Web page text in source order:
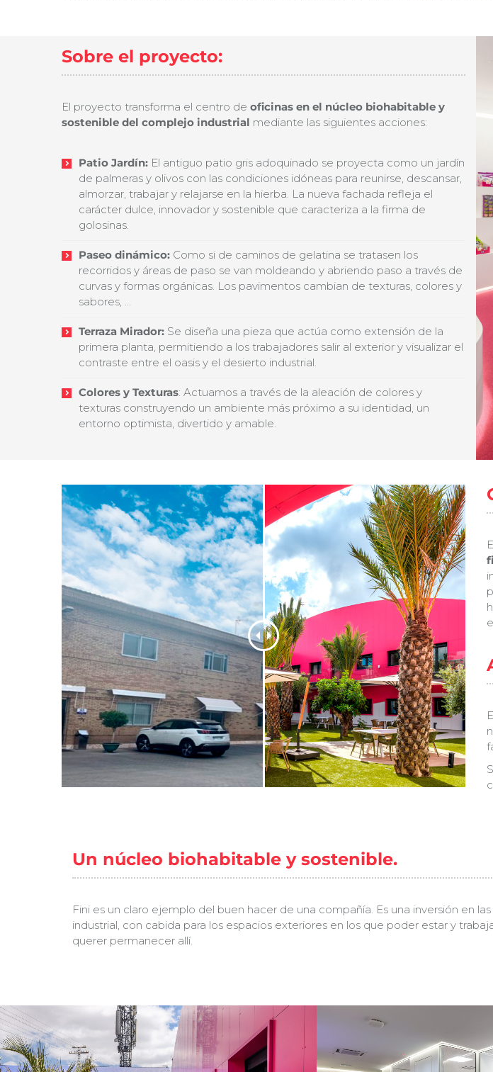
Sobre el proyecto:
El proyecto transforma el centro de oficinas en el núcleo biohabitable y
sostenible del complejo industrial mediante las siguientes acciones:
Patio Jardín: El antiguo patio gris adoquinado se proyecta como un jardín
de palmeras y olivos con las condiciones idóneas para reunirse, descansar,
almorzar, trabajar y relajarse en la hierba. La nueva fachada refleja el
carácter dulce, innovador y sostenible que caracteriza a la firma de
golosinas.
Paseo dinámico: Como si de caminos de gelatina se tratasen los
recorridos y áreas de paso se van moldeando y abriendo paso a través de
curvas y formas orgánicas. Los pavimentos cambian de texturas, colores y
sabores, …
Terraza Mirador: Se diseña una pieza que actúa como extensión de la
primera planta, permitiendo a los trabajadores salir al exterior y visualizar el
contraste entre el oasis y el desierto industrial.
Colores y Texturas: Actuamos a través de la aleación de colores y
texturas construyendo un ambiente más próximo a su identidad, un
entorno optimista, divertido y amable.
Un núcleo biohabitable y sostenible.
Fini es un claro ejemplo del buen hacer de una compañía. Es una inversión en
industrial, con cabida para los espacios exteriores en los que poder estar y
querer permanecer allí.